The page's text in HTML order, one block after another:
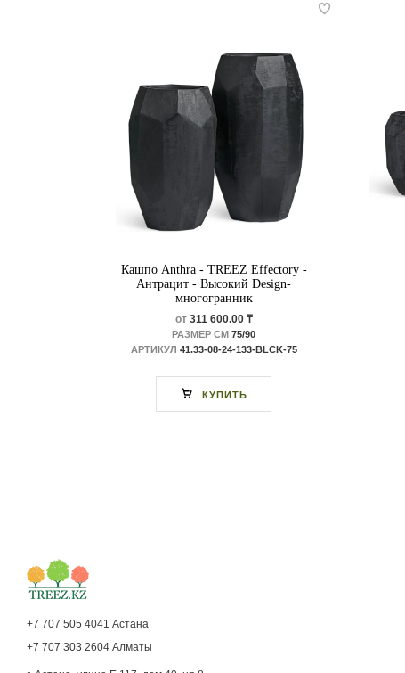
Кашпо Anthra - TREEZ Effectory -
Антрацит - Высокий Design-
многогранник
от311 600.00 ₸
РАЗМЕР СМ 75/90
АРТИКУЛ 41.33-08-24-133-BLCK-75
КУПИТЬ
+7 707 505 4041 Астана
+7 707 303 2604 Алматы